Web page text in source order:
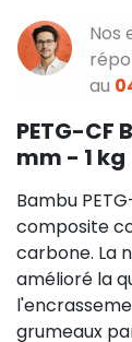
Nos
au
PETG-CF
mm - 1 kg
Bambu
composite
carbone. La
amélioré la
grumeaux